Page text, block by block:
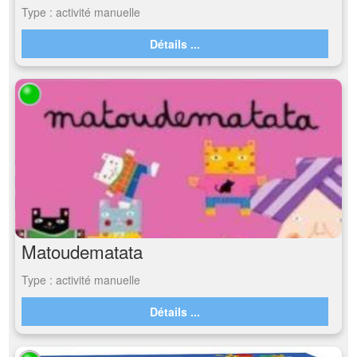
Type : activité manuelle
Détails ...
Matoudematata
Type : activité manuelle
Détails ...